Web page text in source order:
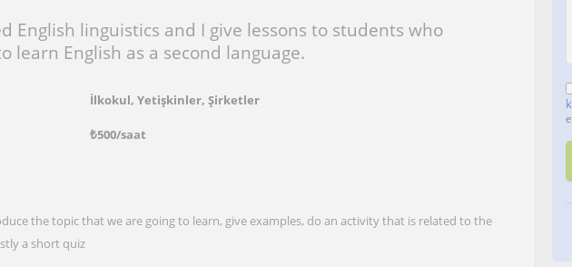
English linguistics and I give lessons to students who
learn English as a second language.
İlkokul, Yetişkinler, Şirketler
₺500/saat
the topic that we are going to learn, give examples, do an activity that is related to the
a short quiz